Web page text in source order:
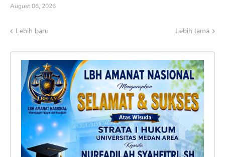
August 06, 2026
Lebih baru Lebih lama